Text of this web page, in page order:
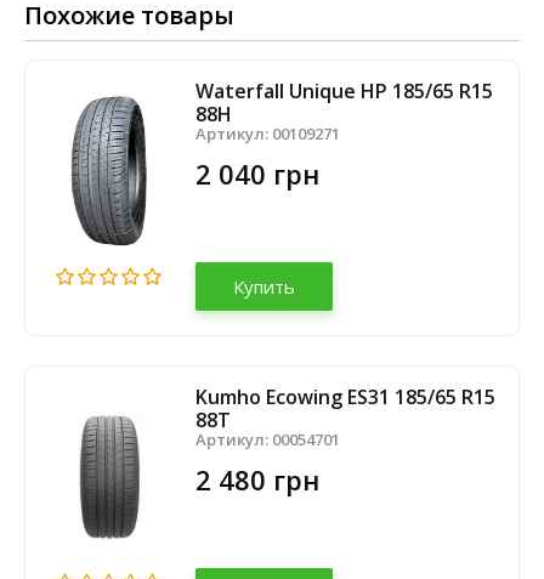
Похожие товары
Waterfall Unique HP 185/65 R15
88H
Артикул: 00109271
2 040 грн
Купить
Kumho Ecowing ES31 185/65 R15
88T
Артикул: 00054701
2 480 грн